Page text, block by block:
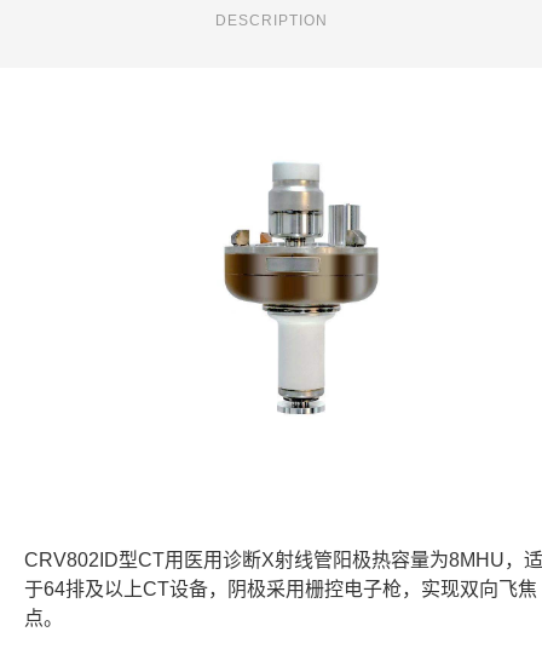
DESCRIPTION
CRV802ID型CT用医用诊断X射线管阳极热容量为8MHU，
于64排及以上CT设备，阴极采用栅控电子枪，实现双向飞焦
点。